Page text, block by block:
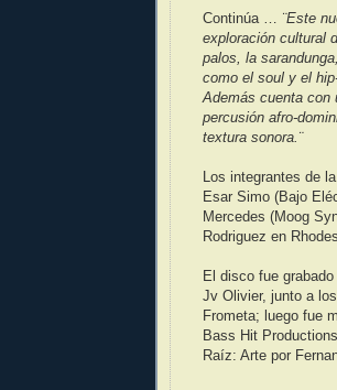
Continúa … ¨Este
exploración cultural
palos, la
como el soul y el
Además cuenta con
percusión afro-
textura sonora.¨
Los integrantes de
Esar Simo (Bajo
Mercedes (Moog
Rodriguez en
El disco fue
Jv Olivier, junto a
Frometa; luego fue
Bass Hit
Raíz: Arte por